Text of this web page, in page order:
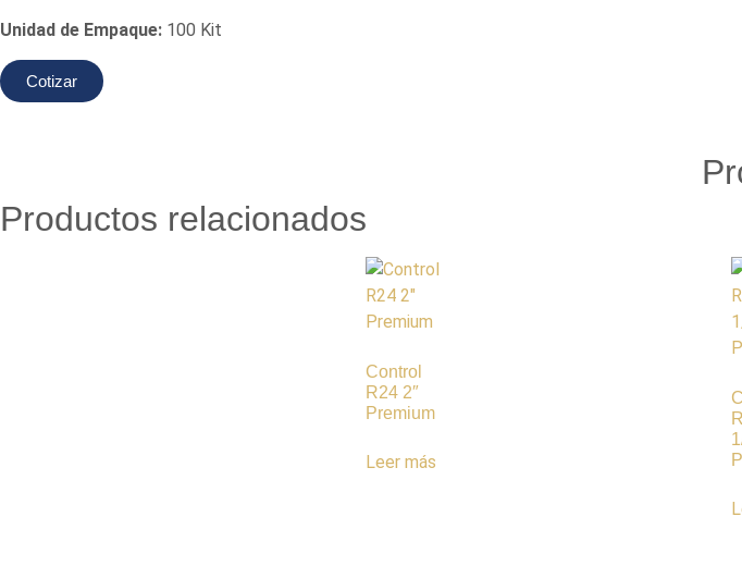
Unidad de Empaque: 100 Kit
Cotizar
Productos relacionados
Control
R24 2″
Premium
Leer más